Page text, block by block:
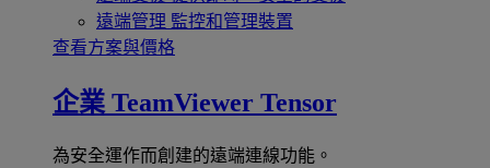
遠端管理 監控和管理裝置
查看方案與價格
企業 TeamViewer Tensor
為安全運作而創建的遠端連線功能。